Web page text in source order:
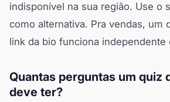
indisponível na sua região. Use o
como alternativa. Pra vendas, um
link da bio funciona independente
Quantas perguntas um quiz
deve ter?